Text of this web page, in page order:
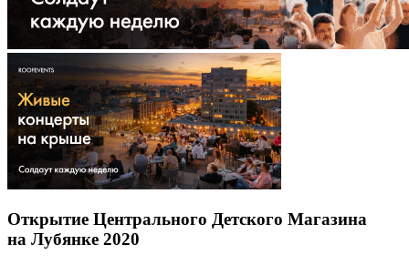
Открытие Центрального Детского Магазина
на Лубянке 2020